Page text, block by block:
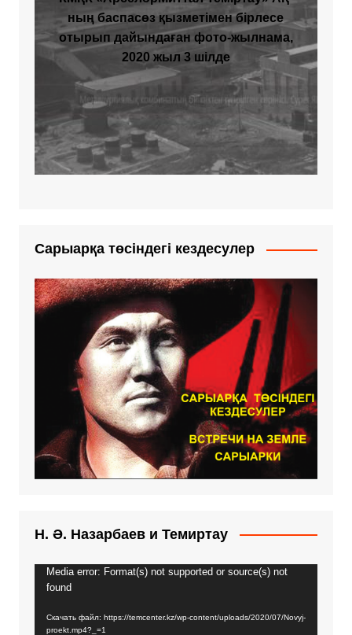
ның баспасөз қызметімен бірлесе
отырып дайындаған фото-жылнама,
2020 жыл 3 шілде
Сарыарқа төсіндегі кездесулер
Н. Ә. Назарбаев и Темиртау
Видеоплеер
Media error: Format(s) not supported or source(s) not
found
Скачать файл: https://temcenter.kz/wp-content/uploads/2020/07/Novyj-
proekt.mp4?_=1